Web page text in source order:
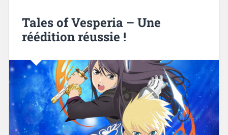
Tales of Vesperia – Une
réédition réussie !